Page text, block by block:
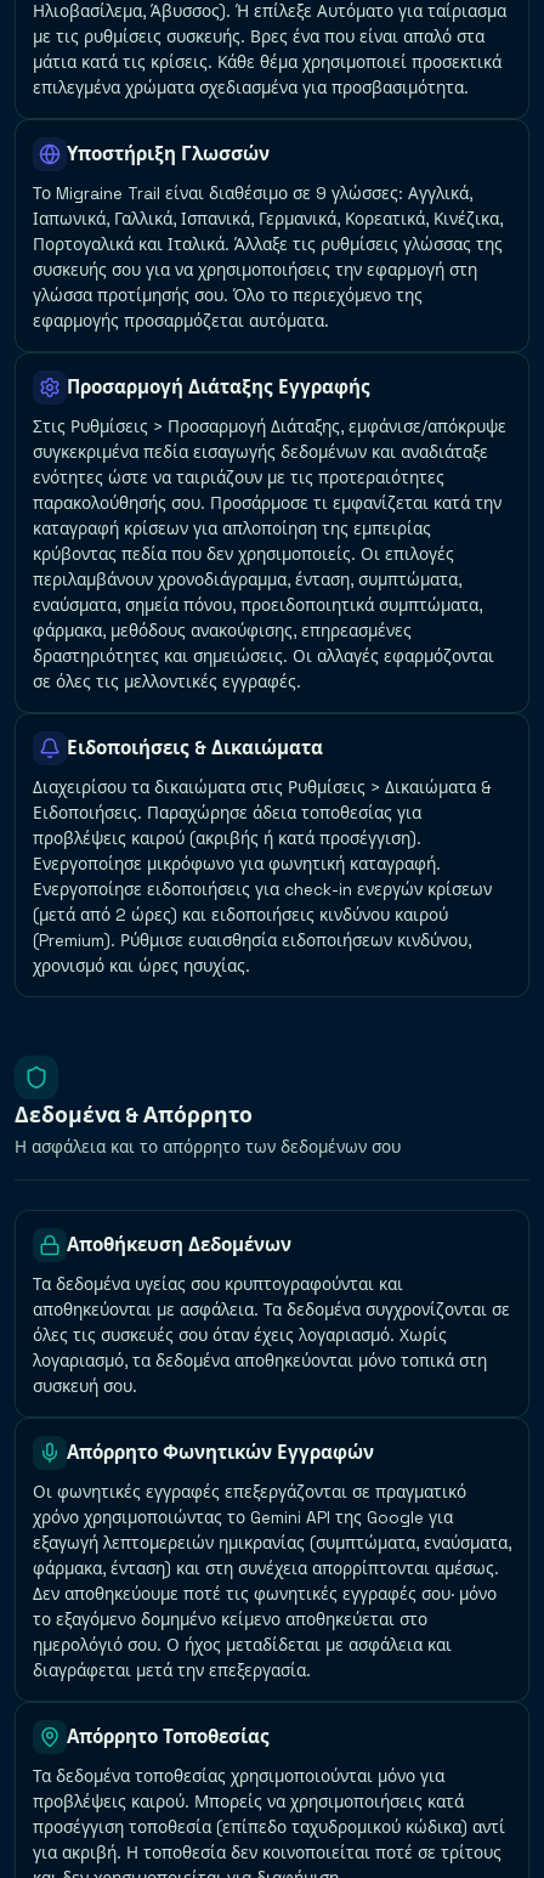
Ηλιοβασίλεμα, Άβυσσος). Ή επίλεξε Αυτόματο για ταίριασμα
με τις ρυθμίσεις συσκευής. Βρες ένα που είναι απαλό στα
μάτια κατά τις κρίσεις. Κάθε θέμα χρησιμοποιεί προσεκτικά
επιλεγμένα χρώματα σχεδιασμένα για προσβασιμότητα.
Υποστήριξη Γλωσσών
Το Migraine Trail είναι διαθέσιμο σε 9 γλώσσες: Αγγλικά,
Ιαπωνικά, Γαλλικά, Ισπανικά, Γερμανικά, Κορεατικά, Κινέζικα,
Πορτογαλικά και Ιταλικά. Άλλαξε τις ρυθμίσεις γλώσσας της
συσκευής σου για να χρησιμοποιήσεις την εφαρμογή στη
γλώσσα προτίμησής σου. Όλο το περιεχόμενο της
εφαρμογής προσαρμόζεται αυτόματα.
Προσαρμογή Διάταξης Εγγραφής
Στις Ρυθμίσεις > Προσαρμογή Διάταξης, εμφάνισε/απόκρυψε
συγκεκριμένα πεδία εισαγωγής δεδομένων και αναδιάταξε
ενότητες ώστε να ταιριάζουν με τις προτεραιότητες
παρακολούθησής σου. Προσάρμοσε τι εμφανίζεται κατά την
καταγραφή κρίσεων για απλοποίηση της εμπειρίας
κρύβοντας πεδία που δεν χρησιμοποιείς. Οι επιλογές
περιλαμβάνουν χρονοδιάγραμμα, ένταση, συμπτώματα,
εναύσματα, σημεία πόνου, προειδοποιητικά συμπτώματα,
φάρμακα, μεθόδους ανακούφισης, επηρεασμένες
δραστηριότητες και σημειώσεις. Οι αλλαγές εφαρμόζονται
σε όλες τις μελλοντικές εγγραφές.
Ειδοποιήσεις & Δικαιώματα
Διαχειρίσου τα δικαιώματα στις Ρυθμίσεις > Δικαιώματα &
Ειδοποιήσεις. Παραχώρησε άδεια τοποθεσίας για
προβλέψεις καιρού (ακριβής ή κατά προσέγγιση).
Ενεργοποίησε μικρόφωνο για φωνητική καταγραφή.
Ενεργοποίησε ειδοποιήσεις για check-in ενεργών κρίσεων
(μετά από 2 ώρες) και ειδοποιήσεις κινδύνου καιρού
(Premium). Ρύθμισε ευαισθησία ειδοποιήσεων κινδύνου,
χρονισμό και ώρες ησυχίας.
Δεδομένα & Απόρρητο
Η ασφάλεια και το απόρρητο των δεδομένων σου
Αποθήκευση Δεδομένων
Τα δεδομένα υγείας σου κρυπτογραφούνται και
αποθηκεύονται με ασφάλεια. Τα δεδομένα συγχρονίζονται σε
όλες τις συσκευές σου όταν έχεις λογαριασμό. Χωρίς
λογαριασμό, τα δεδομένα αποθηκεύονται μόνο τοπικά στη
συσκευή σου.
Απόρρητο Φωνητικών Εγγραφών
Οι φωνητικές εγγραφές επεξεργάζονται σε πραγματικό
χρόνο χρησιμοποιώντας το Gemini API της Google για
εξαγωγή λεπτομερειών ημικρανίας (συμπτώματα, εναύσματα,
φάρμακα, ένταση) και στη συνέχεια απορρίπτονται αμέσως.
Δεν αποθηκεύουμε ποτέ τις φωνητικές εγγραφές σου· μόνο
το εξαγόμενο δομημένο κείμενο αποθηκεύεται στο
ημερολόγιό σου. Ο ήχος μεταδίδεται με ασφάλεια και
διαγράφεται μετά την επεξεργασία.
Απόρρητο Τοποθεσίας
Τα δεδομένα τοποθεσίας χρησιμοποιούνται μόνο για
προβλέψεις καιρού. Μπορείς να χρησιμοποιήσεις κατά
προσέγγιση τοποθεσία (επίπεδο ταχυδρομικού κώδικα) αντί
για ακριβή. Η τοποθεσία δεν κοινοποιείται ποτέ σε τρίτους